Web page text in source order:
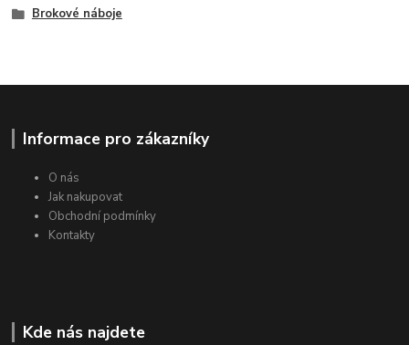
Brokové náboje
Informace pro zákazníky
O nás
Jak nakupovat
Obchodní podmínky
Kontakty
Kde nás najdete